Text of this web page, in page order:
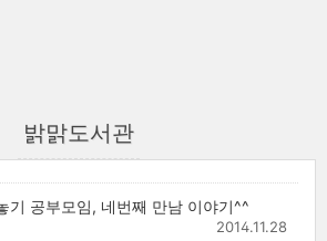
밝맑도서관
기 공부모임, 네번째 만남 이야기^^
2014.11.28